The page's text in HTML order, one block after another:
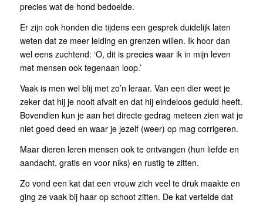
precies wat de hond bedoelde.
Er zijn ook honden die tijdens een gesprek duidelijk laten
weten dat ze meer leiding en grenzen willen. Ik hoor dan
wel eens zuchtend: ‘O, dit is precies waar ik in mijn leven
met mensen ook tegenaan loop.’
Vaak is men wel blij met zo’n leraar. Van een dier weet je
zeker dat hij je nooit afvalt en dat hij eindeloos geduld heeft.
Bovendien kun je aan het directe gedrag meteen zien wat je
niet goed deed en waar je jezelf (weer) op mag corrigeren.
Maar dieren leren mensen ook te ontvangen (hun liefde en
aandacht, gratis en voor niks) en rustig te zitten.
Zo vond een kat dat een vrouw zich veel te druk maakte en
ging ze vaak bij haar op schoot zitten. De kat vertelde dat